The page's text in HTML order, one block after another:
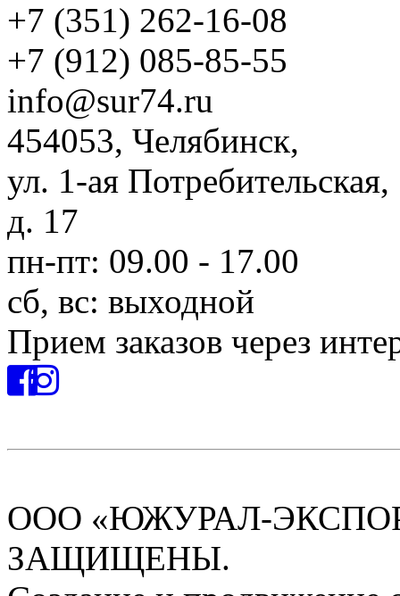
+7 (351) 262-16-08
+7 (912) 085-85-55
info@sur74.ru
454053, Челябинск,
ул. 1-ая Потребительская,
д. 17
пн-пт: 09.00 - 17.00
сб, вс: выходной
Прием заказов через
ООО «ЮЖУРАЛ-
ЗАЩИЩЕНЫ.